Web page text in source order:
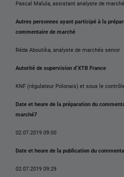
Pascal Malula, assistant analyste de
Autres personnes ayant participé à la
commentaire de marché
Réda Aboutika, analyste de marchés senior
Autorité de supervision d’XTB France
KNF (régulateur Polonais) et sous le
Date et heure de la préparation du
marché7
02.07.2019 09:00
Date et heure de la publication du
02.07.2019 09:29